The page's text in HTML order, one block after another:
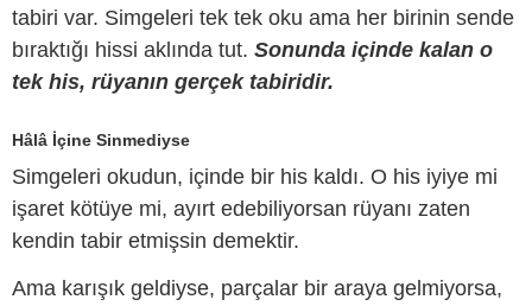
tabiri var. Simgeleri tek tek oku ama her birinin sende
bıraktığı hissi aklında tut. Sonunda içinde kalan o
tek his, rüyanın gerçek tabiridir.
Hâlâ İçine Sinmediyse
Simgeleri okudun, içinde bir his kaldı. O his iyiye mi
işaret kötüye mi, ayırt edebiliyorsan rüyanı zaten
kendin tabir etmişsin demektir.
Ama karışık geldiyse, parçalar bir araya gelmiyorsa,